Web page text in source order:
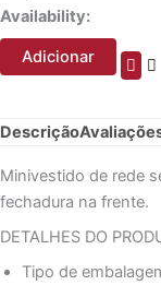
Availability:
Quantidade
de
LEG
AVENUE
HEART
NET
MINI
VESTIDO
TAMANHO
ÚNICO
ROSA
Adicionar
Descrição
Minivestido de rede
fechadura na frente.
DETALHES DO
Tipo de